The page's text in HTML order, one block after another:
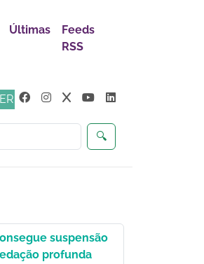
Últimas
Feeds
RSS
🔍
suspensão
profunda